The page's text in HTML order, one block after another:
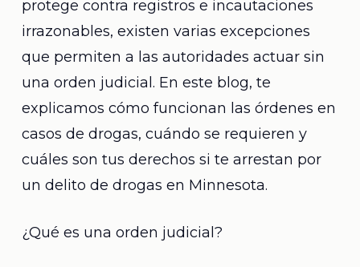
protege contra registros e incautaciones
irrazonables, existen varias excepciones
que permiten a las autoridades actuar sin
una orden judicial. En este blog, te
explicamos cómo funcionan las órdenes en
casos de drogas, cuándo se requieren y
cuáles son tus derechos si te arrestan por
un delito de drogas en Minnesota.
¿Qué es una orden judicial?